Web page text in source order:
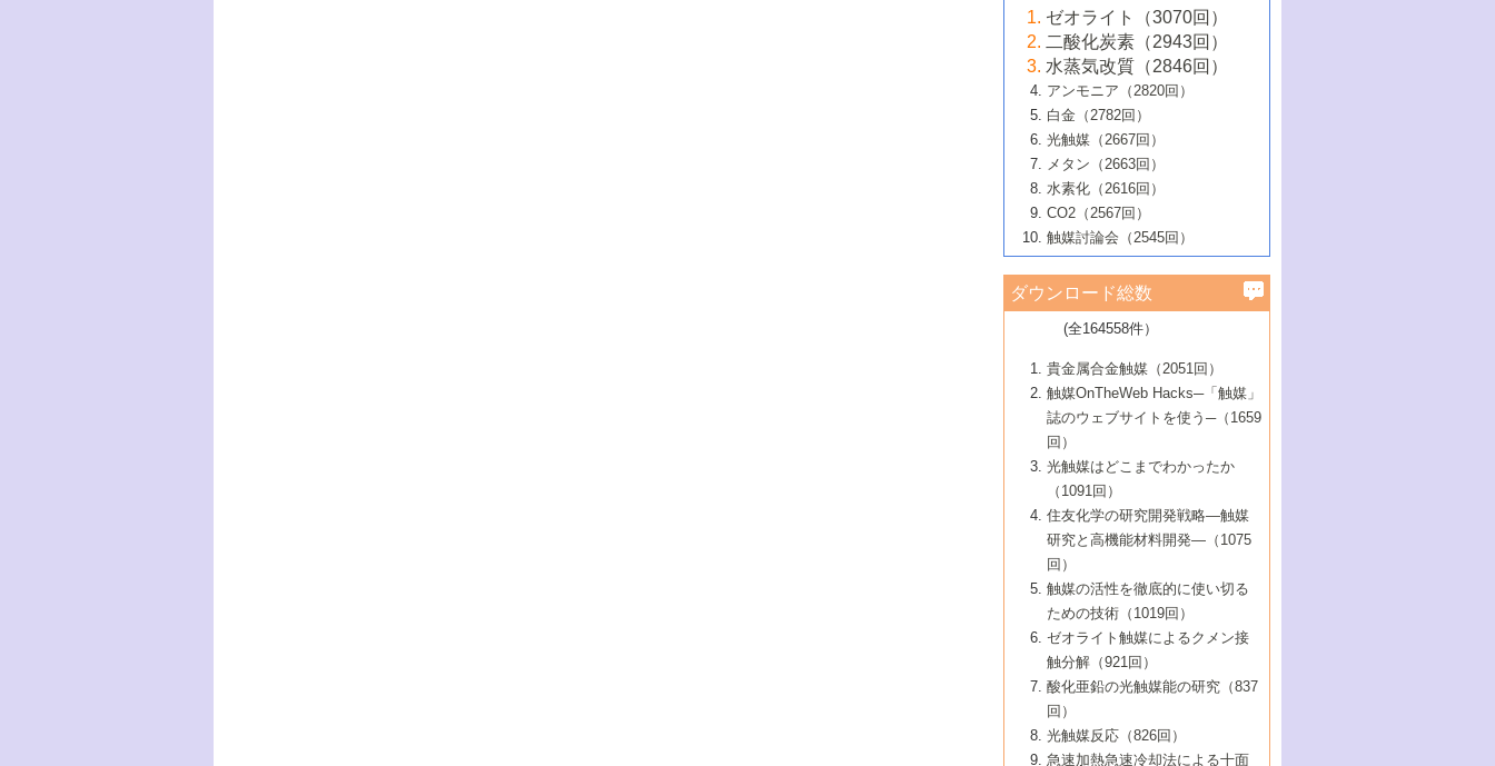
大学：オンライン・対面開催）
6号 メタン転換技術の最新動向
B号 第125回触媒討論会（2020年・工学
院大学）
5号 固体触媒による含窒素有機化合物変
換の最前線
6号 貴金属使用量低減に向けた自動車排
ガス浄化触媒の開発
B号 第123回触媒討論会（2019年・大阪
B号 第121回触媒討論会（2018年・東京
大学）
5号 水素のふるまいを解き明かす最先端
研究
6号 低級アルカンの有効利用のための触
媒技術
B号 第119回触媒討論会（2017年・首都
大学東京）
媒技術
3号 触媒研究の最先端～とびたて若き研究
者たち～（1）
4号 触媒研究の最先端～とびたて若き研究
者たち～（2）
5号 触媒研究の最先端～とびたて若き研究
者たち～（3）
6号 イオニクス材料と燃料電池・電解合成
の最新の研究動向
B号 第117回触媒討論会（2016年・大阪府
立大学）
2号 石油精製用触媒の最近の進展
3号 固体酸化物形燃料電池（SOFC）におけ
るアノード触媒上での燃料直接改質技術
4号 コアシェル構造の制御による触媒機能
5号 工業触媒およびその周辺技術の最近の
進歩
6号 ナノシート
B号 第115回触媒討論会（2015年・成蹊大
2号 光触媒反応機構に関する最新の研究動
向
開発動向
4号 人工光合成に向けた近年のアプローチ
5号 未利用熱エネルギーの有効活用に貢献
する触媒技術
6号 ポリオキソメタレート
B号 第113回触媒討論会（2014年・ロワジ
ールホテル豊橋）
1号 高耐久性燃料電池システム用触媒にお
ける新展開
2号 リビングラジカル重合の最近の動向
3号 天然ガスの化学工業的展開に関する触
媒技術
4号 貴金属触媒の精密構造制御とその活用
5号 バイオマス化成品製造のための固体触
6号 ナノ空間─吸着状態解析から新機能開拓
B号 第111回触媒討論会（2013年・関西大
▼54巻（2012年）
1号 規則性多孔体の利用技術における最近
の進歩
2号 第109回触媒討論会
3号 貴金属低減技術の最新動向
4号 貴金属代替技術の最新動向
5号 光触媒による物質変換反応の新展開
6号 グラフェン
7号 水素を利用する化成品合成の新潮流
▼53巻（2011年）
1号 金属学から見る合金触媒の新展開
2号 第107回触媒討論会
3号 触媒のその場観察法の進歩（１）
4号 触媒のその場観察法の進歩（２）
5号 不活性結合の触媒的活性化による有機
合成
6号 新しい固体酸触媒技術
7号 ゼオライト合成における最近の進歩
▼52巻（2010年）
1号 触媒の劣化対策と長寿命触媒開発
2号 第105回触媒討論会
3号 ナノ構造が拓く新機能
4号 活性サイトおよびその環境の精密な設
計による触媒の高機能化
5号 触媒を有効に使うための技術
7号 有機分子触媒による精密有機合成
8号 高機能化ポリオレフィンに向けた重合
触媒の最近の進展
1号 炭素材料－熱い注目を集める材料－
2号 第103回触媒討論会
3号 環境浄化用光触媒の現状と課題
4号 水素社会の実現に向けた水素製造・貯
蔵技術の進歩
5号 CO2が関わる触媒・材料
7号 持続可能社会実現のための触媒および
触媒関連技術
▼50巻（2008年）
1号 触媒化学と学会のこの10年，半世紀，
そして未来
2号 第101回触媒討論会
4号 錯体を利用したユニークな表面構造の
構築と機能
5号 若手会員による触媒研究の未来展望1：
企業編
6号 第102回触媒討論会
7号 触媒・化学反応における計算化学の進
8号 若手研究者による触媒研究の未来展望
2：大学・研究所編
▼49巻（2007年）
1号 含フッ素化合物の合成と触媒
2号 第99回触媒討論会
3号 実用的ファインケミカル合成プロセス
を実現する触媒
5号 こんな物質，あんな物質―新たな触媒
の可能性―
7号 『結晶の化学』を活かした触媒研究
8号 イオン液体の応用
▼48巻（2006年）
1号 固体酸触媒の最近の進歩
2号 第97回触媒討論会
3号 リビング重合触媒の最近の展開
5号 水素製造・貯蔵のための触媒技術の新
しい展開
6号 第98回触媒討論会
7号 基礎化学品製造の触媒技術
8号 多機能型リアクター
1号 最近の触媒担体とその効果
2号 第95回触媒討論会
4号 水分解用光触媒材料
5号 時間分解分光の進歩と応用
6号 第96回触媒討論会
8号 超臨界流体を用いた化学プロセスの新
▼46巻（2004年）
1号 部分酸化反応触媒の最前線
2号 第93回触媒討論会
3号 特殊エネルギー場の触媒反応
4号 生体内における金属の触媒作用
5号 ファインケミカルズの展開に寄与する
6号 第94回触媒討論会
7号 サブナノレベルでみた新しい表面現象
8号 オレフィン重合触媒の新たな展
▼45巻（2003年）
1号 なぜこの触媒が良いのか？
2号 第91回触媒討論会
3号 最近の自動車排ガス処理技術
4号 触媒研究の現状と将来─第90回触媒討論
5号 基礎化学品製造の触媒技術
6号 第92回触媒討論会
7号 基礎化学品製造の触媒技術
8号 資源の循環と触媒技術
▼44巻（2002年）
1号 高次制御された触媒の化学
2号 第89回触媒討論会
3号 触媒を利用した電気化学の新展開
4号 ナノ材料の調製と機能化
5号 こんな触媒が欲しい
6号 第90回触媒討論会
7号 触媒研究と学術雑誌/情報
8号 若い世代からみた触媒化学の現状と未
▼43巻（2001年）
1号 グリーンケミストリーと触媒
2号 第87回触媒討論会特集号
3号 生体触媒とバイオプロセス
4号 水素製造・利用の触媒化学
5号 触媒研究における新しい切り口：コン
ビナトリアルケミストリー
6号 第88回触媒討論会特集号
7号 企業における触媒研究のブレークスル
8号 この材料を触媒として使ってみません
▼42巻（2000年）
1号 触媒反応工学の明日を拓く
2号 第85回触媒討論会
3号 反応ダイナミクス
5号 触媒のおもしろさをどのように伝える
6号 第86回触媒討論会
7号 水素化精製触媒の新しい展開
8号 新しい反応性と機能性を目指した金属
クラスタ-化学
▼41巻（1999年）
1号 孔、穴、あな?-特異な空間とその利用-
2号 第83回触媒討論会
3号 均一系触媒反応最前線
4号 実用炭素材料の新展開
5号 研究の方法論を考える
7号 機能性金属材料と触媒
8号 触媒研究へのNMRの応用と展望
▼40巻（1998年）
進展と21世紀への提言/創立40周年記念・触
媒学会この10年の歩みとこれから/創立40周
2号 第81回触媒討論会
3号 計算機触媒化学へのさそい
4号 触媒劣化の制御と予測
5号 最新の実用プロセスと触媒
6号 第82回触媒討論会
1号 均一系と不均一系触媒反応-その特徴と
接点
2号 第79回触媒討論会
3号 最新NO除去触媒の実用化研究
4号 新しい反応場を目指した触媒調製
5号 反応・分離技術の新しい展開
6号 第80回触媒討論会
▼38巻（1996年）
1号 触媒の構造と触媒作用/C1化学を中心と
する21世紀への触媒
3号 オリンピックメダル:金・銀・銅はどん
な触媒作用を示すか
4号 触媒作用における機能の複合化
▼37巻（1995年）
1号 ファインケミカルズと固体触媒
2号 第75回触媒討論会
3号 希土類を利用した触媒
4号 触媒とリサイクル
5号 エネルギー変換触媒
▼36巻（1994年）
1号 電気化学と触媒
2号 第73回触媒討論会
3号 C4化学の展開
4号 《通常号》
▼35巻（1993年）
1号 工業触媒開発マニュアル―探索から工
業化まで
2号 第71回触媒討論会
▼34巻（1992年）
1号 インパクトを与えたこの研究
2号 第69回触媒討論会
▼33巻（1991年）
1号 触媒プロセス開発マニュアル―探索か
▼32巻（1990年）
ゼオライト（3070回）
二酸化炭素（2943回）
水蒸気改質（2846回）
アンモニア（2820回）
白金（2782回）
光触媒（2667回）
メタン（2663回）
水素化（2616回）
CO2（2567回）
触媒討論会（2545回）
ダウンロード総数
(全164558件）
貴金属合金触媒（2051回）
触媒OnTheWeb Hacks─「触媒」
誌のウェブサイトを使う─（1659
回）
光触媒はどこまでわかったか
（1091回）
住友化学の研究開発戦略―触媒
研究と高機能材料開発―（1075
回）
触媒の活性を徹底的に使い切る
ための技術（1019回）
ゼオライト触媒によるクメン接
触分解（921回）
酸化亜鉛の光触媒能の研究（837
回）
光触媒反応（826回）
急速加熱急速冷却法による十面